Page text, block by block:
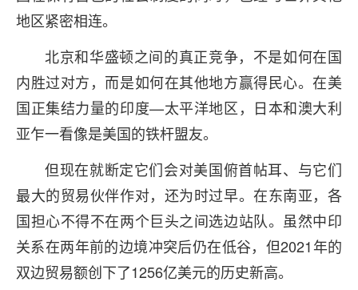
地区紧密相连。
北京和华盛顿之间的真正竞争，不是如何在国
内胜过对方，而是如何在其他地方赢得民心。在美
国正集结力量的印度—太平洋地区，日本和澳大利
亚乍一看像是美国的铁杆盟友。
但现在就断定它们会对美国俯首帖耳、与它们
最大的贸易伙伴作对，还为时过早。在东南亚，各
国担心不得不在两个巨头之间选边站队。虽然中印
关系在两年前的边境冲突后仍在低谷，但2021年的
双边贸易额创下了1256亿美元的历史新高。